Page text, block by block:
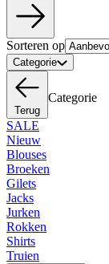
Sorteren op
Categorie
Terug
Categorie
SALE
Nieuw
Blouses
Broeken
Gilets
Jacks
Jurken
Rokken
Shirts
Truien